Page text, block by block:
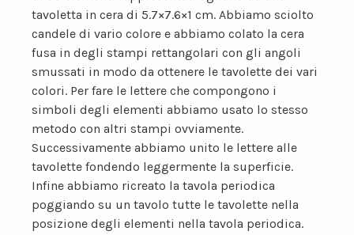
tavoletta in cera di 5.7×7.6×1 cm. Abbiamo sciolto
candele di vario colore e abbiamo colato la cera
fusa in degli stampi rettangolari con gli angoli
smussati in modo da ottenere le tavolette dei vari
colori. Per fare le lettere che compongono i
simboli degli elementi abbiamo usato lo stesso
metodo con altri stampi ovviamente.
Successivamente abbiamo unito le lettere alle
tavolette fondendo leggermente la superficie.
Infine abbiamo ricreato la tavola periodica
poggiando su un tavolo tutte le tavolette nella
posizione degli elementi nella tavola periodica.